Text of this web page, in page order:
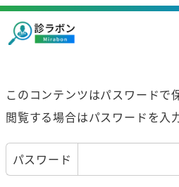
このコンテンツはパスワードで
閲覧する場合はパスワードを入
パスワード